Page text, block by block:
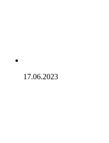
17.06.2023